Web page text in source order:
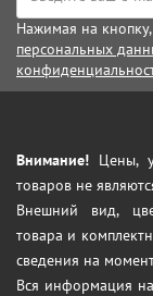
Нажимая на
персональных
Внимание! Цены,
товаров не
Внешний вид,
товара и
сведения на
Вся информация